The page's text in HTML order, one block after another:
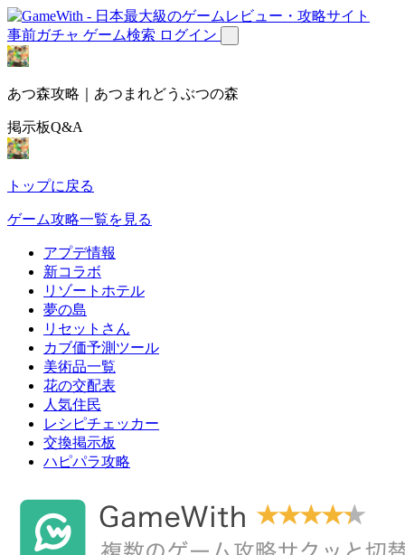
事前ガチャ ゲーム検索 ログイン
あつ森攻略｜あつまれどうぶつの森
掲示板Q&A
トップに戻る
ゲーム攻略一覧を見る
アプデ情報
新コラボ
リゾートホテル
夢の島
リセットさん
カブ価予測ツール
美術品一覧
花の交配表
人気住民
レシピチェッカー
交換掲示板
ハピパラ攻略